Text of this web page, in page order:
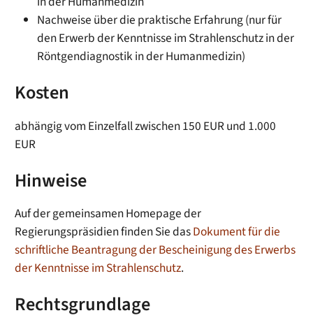
Nachweise über die praktische Erfahrung (nur für
den Erwerb der Kenntnisse im Strahlenschutz in der
Röntgendiagnostik in der Humanmedizin)
Kosten
abhängig vom Einzelfall zwischen 150 EUR und 1.000
EUR
Hinweise
Auf der gemeinsamen Homepage der
Regierungspräsidien finden Sie dasDokumentfür die
schriftliche Beantragung der Bescheinigung des Erwerbs
der Kenntnisse im Strahlenschutz.
Rechtsgrundlage